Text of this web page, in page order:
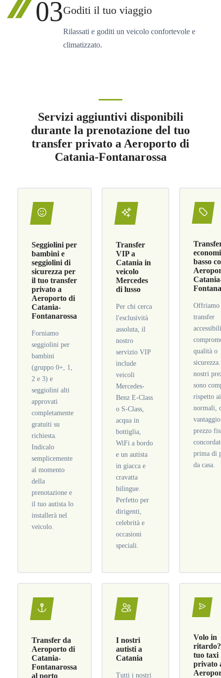
03Goditi il tuo viaggio
Rilassati e goditi un veicolo confortevole e
climatizzato.
Servizi aggiuntivi disponibili
durante la prenotazione del tuo
transfer privato a Aeroporto di
Catania-Fontanarossa
Seggiolini per
bambini e
seggiolini di
sicurezza per
il tuo transfer
privato a
Aeroporto di
Catania-
Fontanarossa
Forniamo
seggiolini per
bambini
(gruppo 0+, 1,
2 e 3) e
seggiolini alti
approvati
completamente
gratuiti su
richiesta.
Indicalo
semplicemente
al momento
della
prenotazione e
il tuo autista lo
installerà nel
veicolo.
Transfer
VIP a
Catania in
veicolo
Mercedes
di lusso
Per chi cerca
l'esclusività
assoluta, il
nostro
servizio VIP
include
veicoli
Mercedes-
Benz E-Class
o S-Class,
acqua in
bottiglia,
WiFi a bordo
e un autista
in giacca e
cravatta
bilingue.
Perfetto per
dirigenti,
celebrità e
occasioni
speciali.
basso
Offriamo
transfer
qualità o
nostri
sono
rispetto
normali,
prezzo
prima di
da casa.
Transfer da
Aeroporto di
Catania-
Fontanarossa
al porto
I nostri
autisti a
Catania
Tutti i nostri
Volo in
tuo taxi
privato